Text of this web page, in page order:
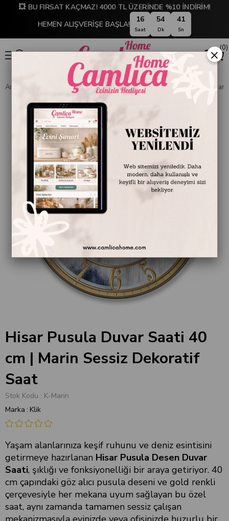
💥 BU FIRSAT KAÇMAZ! 4000 TL ÜZERİNDE %10 İNDİRİM!
HEMEN ALIŞVERİŞE BAŞLA!
16
Saat
54
Dk
41
Sn
0
Anasayfa DEKORASYON Saat Duvar Saatleri Hisar Pusula Duvar
Hisar Pusula Duvar Saati 40
cm | Marin Sessiz Dekoratif
Saat
Stok Kodu
K-Marin
Marka : Klik
Yaşam alanlarınıza keşif ruhunu ve deniz esintisini
getirmeye hazırlanan Hisar Pusula Desen Duvar
Saati, şıklığı ve fonksiyonelliği bir araya getiriyor. 40
cm çapındaki göz alıcı pusula deseni ve gold renkli
çerçevesiyle her mekana uyum sağlayan bu özel
saat, aynı zamanda tamamen sessiz çalışan
×